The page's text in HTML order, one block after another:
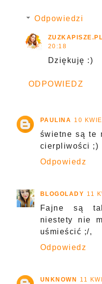
Odpowiedzi
ZUZKAPISZE.PL
20:18
Dziękuję :)
ODPOWIEDZ
PAULINA 10
świetne są te
cierpliwości ;)
Odpowiedz
BLOGOLADY 11
Fajne są
niestety nie
uśmieścić ;/,
Odpowiedz
UNKNOWN 11